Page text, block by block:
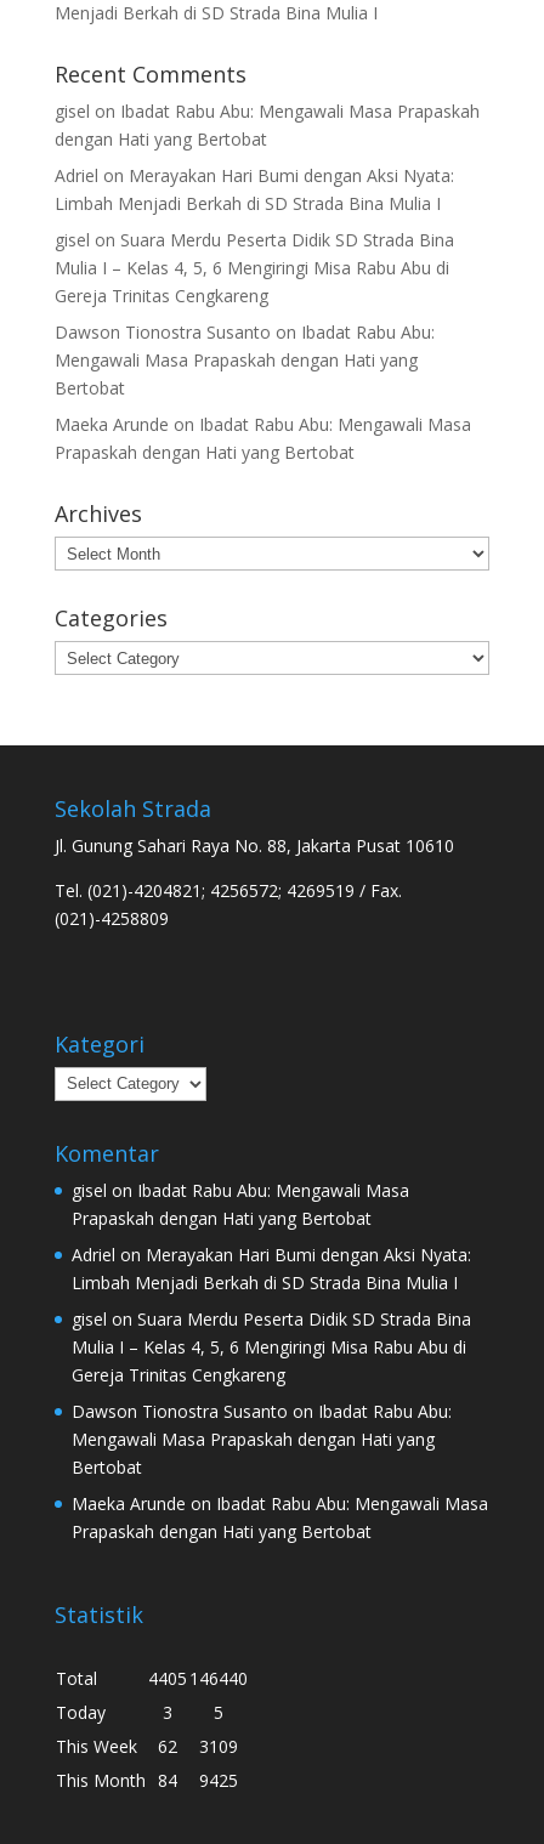
Menjadi Berkah di SD Strada Bina Mulia I
Recent Comments
gisel on Ibadat Rabu Abu: Mengawali Masa Prapaskah
dengan Hati yang Bertobat
Adriel on Merayakan Hari Bumi dengan Aksi Nyata:
Limbah Menjadi Berkah di SD Strada Bina Mulia I
gisel on Suara Merdu Peserta Didik SD Strada Bina
Mulia I – Kelas 4, 5, 6 Mengiringi Misa Rabu Abu di
Gereja Trinitas Cengkareng
Dawson Tionostra Susanto on Ibadat Rabu Abu:
Mengawali Masa Prapaskah dengan Hati yang
Bertobat
Maeka Arunde on Ibadat Rabu Abu: Mengawali Masa
Prapaskah dengan Hati yang Bertobat
Archives
Archives
Categories
Categories
Sekolah Strada
Jl. Gunung Sahari Raya No. 88, Jakarta Pusat 10610
Tel. (021)-4204821; 4256572; 4269519 / Fax.
(021)-4258809
Kategori
Kategori
Komentar
gisel on Ibadat Rabu Abu: Mengawali Masa
Prapaskah dengan Hati yang Bertobat
Adriel on Merayakan Hari Bumi dengan Aksi Nyata:
Limbah Menjadi Berkah di SD Strada Bina Mulia I
gisel on Suara Merdu Peserta Didik SD Strada Bina
Mulia I – Kelas 4, 5, 6 Mengiringi Misa Rabu Abu di
Gereja Trinitas Cengkareng
Dawson Tionostra Susanto on Ibadat Rabu Abu:
Mengawali Masa Prapaskah dengan Hati yang
Bertobat
Maeka Arunde on Ibadat Rabu Abu: Mengawali Masa
Prapaskah dengan Hati yang Bertobat
Statistik
Total 4405 146440
Today
3
5
This Week
62
3109
This Month 84 9425